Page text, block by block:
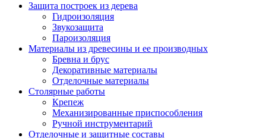
Защита построек из дерева
Гидроизоляция
Звукозащита
Пароизоляция
Материалы из древесины и ее производных
Бревна и брус
Декоративные материалы
Отделочные материалы
Столярные работы
Крепеж
Механизированные приспособления
Ручной инструментарий
Отделочные и защитные составы